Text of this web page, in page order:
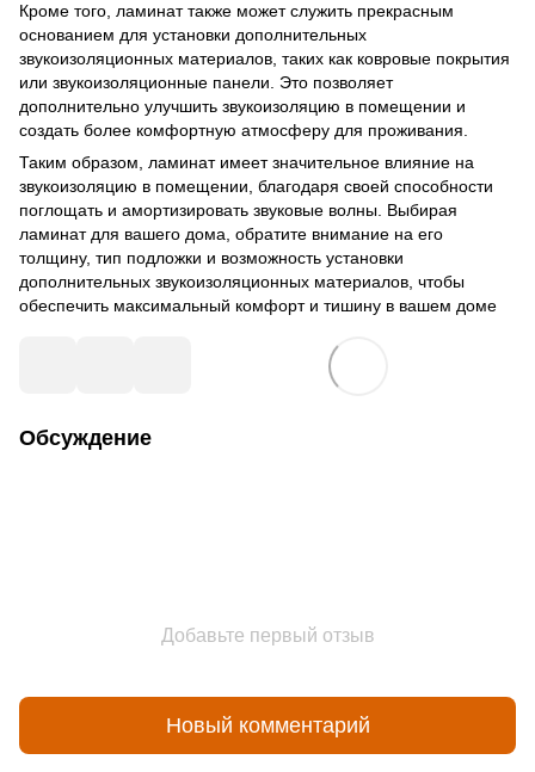
Кроме того, ламинат также может служить прекрасным
основанием для установки дополнительных
звукоизоляционных материалов, таких как ковровые покрытия
или звукоизоляционные панели. Это позволяет
дополнительно улучшить звукоизоляцию в помещении и
создать более комфортную атмосферу для проживания.
Таким образом, ламинат имеет значительное влияние на
звукоизоляцию в помещении, благодаря своей способности
поглощать и амортизировать звуковые волны. Выбирая
ламинат для вашего дома, обратите внимание на его
толщину, тип подложки и возможность установки
дополнительных звукоизоляционных материалов, чтобы
обеспечить максимальный комфорт и тишину в вашем доме
Обсуждение
Добавьте первый отзыв
Новый комментарий